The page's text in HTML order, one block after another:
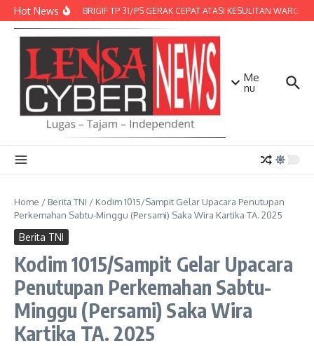
Lewati ke konten
Hot NewsDENMA BRIGIF TP 31/PS GERAK CEPAT ATASI KESULITAN WARGA,
Me
nu
Home / Berita TNI / Kodim 1015/Sampit Gelar Upacara Penutupan
Perkemahan Sabtu-Minggu (Persami) Saka Wira Kartika TA. 2025
Berita TNI
Kodim 1015/Sampit Gelar Upacara
Penutupan Perkemahan Sabtu-
Minggu (Persami) Saka Wira
Kartika TA. 2025